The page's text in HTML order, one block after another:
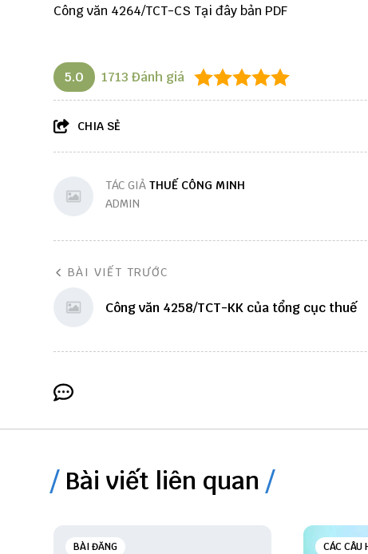
Công văn 4264/TCT-CS Tại đâybản PDF
5.0 1713 Đánh giá
CHIA SẺ
TÁC GIẢ THUẾ CÔNG MINH
ADMIN
BÀI VIẾT TRƯỚC
Công văn 4258/TCT-KK của tổng cục thuế
Bài viết liên quan
BÀI ĐĂNG CÁC CÂU